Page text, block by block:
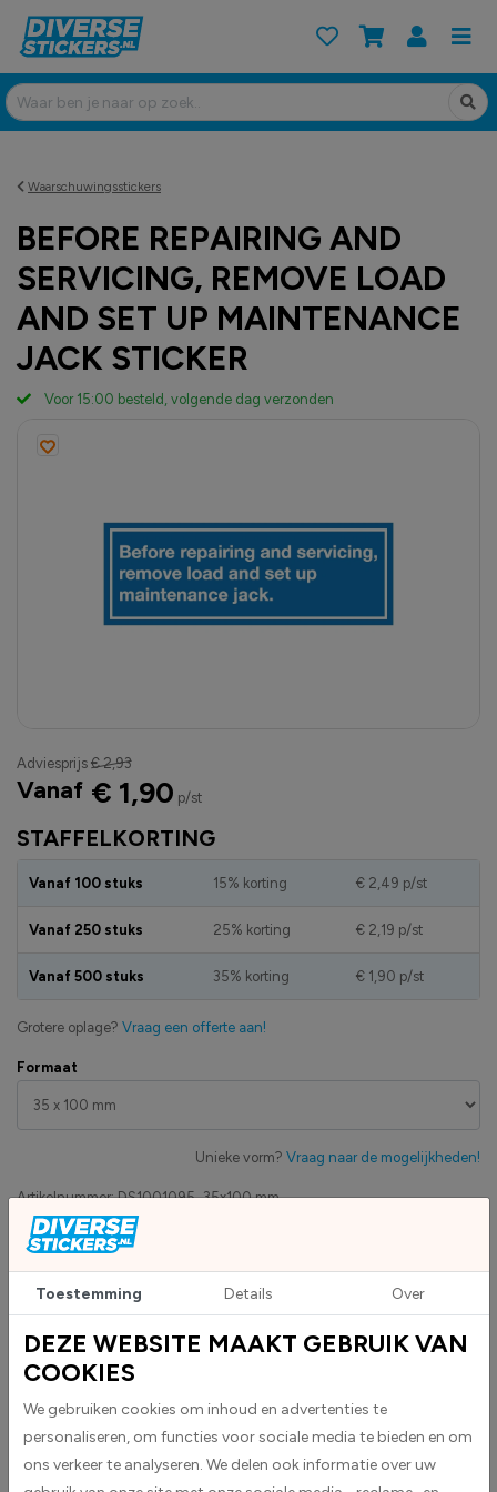
Waarschuwingsstickers
BEFORE REPAIRING AND
SERVICING, REMOVE LOAD
AND SET UP MAINTENANCE
JACK STICKER
Artikelnummer:DS1001095_35x100 mm
Eigen productie
Zakelijk betaling op factuur mogelijk
Levensduur 5 jaar
High-tack folie met maximale grip
Formaat
Unieke vorm? Vraag naar de mogelijkheden!
STAFFELKORTING
Vanaf 100 stuks 15% korting € 2,49 p/st
Vanaf 250 stuks 25% korting € 2,19 p/st
Vanaf 500 stuks 35% korting € 1,90 p/st
Grotere oplage? Vraag een offerte aan!
Adviesprijs € 2,93
Vanaf € 1,90 p/st
Voor 15:00 besteld, volgende dag verzonden
Custom sticker maken? Upload eigen bestand
Toestemming Details Over
DEZE WEBSITE MAAKT GEBRUIK VAN
COOKIES
We gebruiken cookies om inhoud en advertenties te
personaliseren, om functies voor sociale media te bieden en om
ons verkeer te analyseren. We delen ook informatie over uw